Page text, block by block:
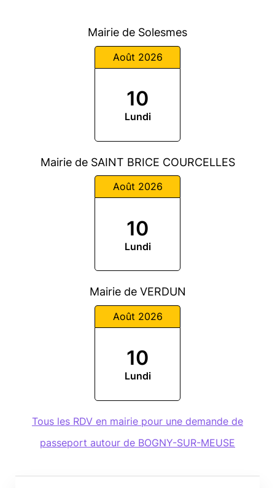
Mairie de Solesmes
Août 2026
10
Lundi
Mairie de SAINT BRICE COURCELLES
Août 2026
10
Lundi
Mairie de VERDUN
Août 2026
10
Lundi
Tous les RDV en mairie pour une demande de
passeport autour de BOGNY-SUR-MEUSE